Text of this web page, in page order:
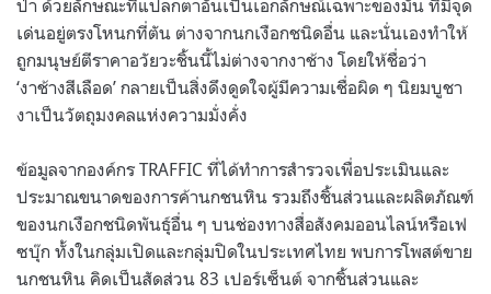
ป่า ด้วยลักษณะที่แปลกตาอันเป็นเอกลักษณ์เฉพาะของมัน ที่มีจุด
เด่นอยู่ตรงโหนกที่ตัน ต่างจากนกเงือกชนิดอื่น และนั่นเองทำให้
ถูกมนุษย์ตีราคาอวัยวะชิ้นนี้ไม่ต่างจากงาช้าง โดยให้ชื่อว่า
‘งาช้างสีเลือด’ กลายเป็นสิ่งดึงดูดใจผู้มีความเชื่อผิด ๆ นิยมบูชา
งาเป็นวัตถุมงคลแห่งความมั่งคั่ง
ข้อมูลจากองค์กร TRAFFIC ที่ได้ทำการสำรวจเพื่อประเมินและ
ประมาณขนาดของการค้านกชนหิน รวมถึงชิ้นส่วนและผลิตภัณฑ์
ของนกเงือกชนิดพันธุ์อื่น ๆ บนช่องทางสื่อสังคมออนไลน์หรือเฟ
ซบุ๊ก ทั้งในกลุ่มเปิดและกลุ่มปิดในประเทศไทย พบการโพสต์ขาย
นกชนหิน คิดเป็นสัดส่วน 83 เปอร์เซ็นต์ จากชิ้นส่วนและ